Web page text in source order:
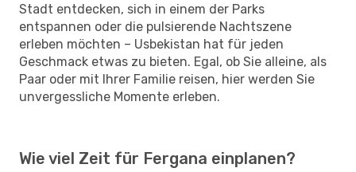
Stadt entdecken, sich in einem der Parks
entspannen oder die pulsierende Nachtszene
erleben möchten – Usbekistan hat für jeden
Geschmack etwas zu bieten. Egal, ob Sie alleine, als
Paar oder mit Ihrer Familie reisen, hier werden Sie
unvergessliche Momente erleben.
Wie viel Zeit für Fergana einplanen?